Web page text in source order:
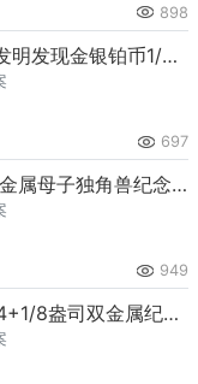
898
中国古代科技发明发现金银铂币1/4盎司龙骨车铂币
697
1995版麒麟双金属母子独角兽纪念币
949
1996版熊猫1/4+1/8盎司双金属纪念币